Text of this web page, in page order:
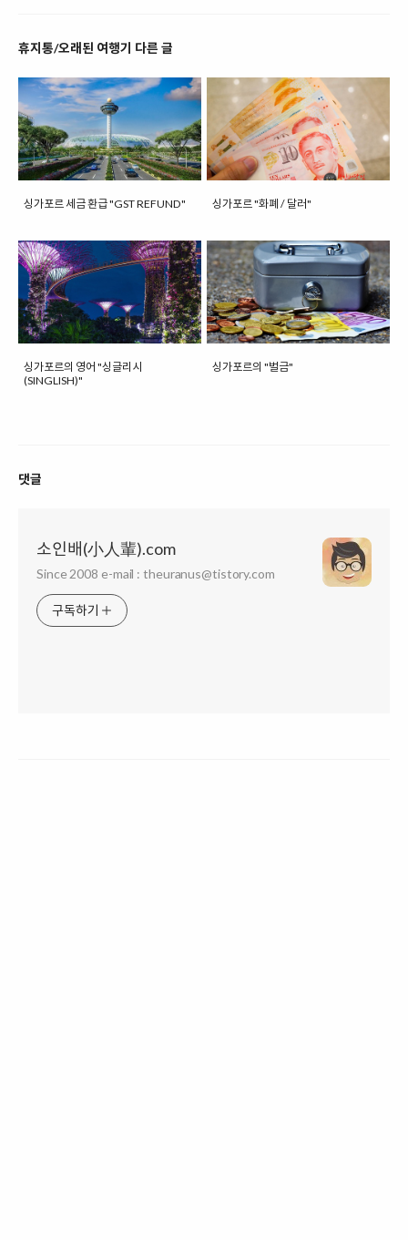
휴지통/오래된 여행기 다른 글
싱가포르 세금 환급 "GST REFUND" 싱가포르 "화폐 / 달러"
싱가포르의 영어 "싱글리시
(SINGLISH)"
싱가포르의 "벌금"
댓글
소인배(小人輩).com
Since 2008 e-mail : theuranus@tistory.com
구독하기